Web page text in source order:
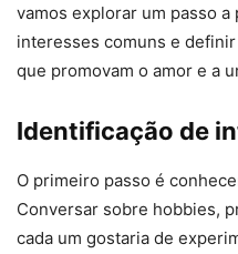
vamos explorar um passo
interesses comuns e
que promovam o amor e a
Identificação de
O primeiro passo é
Conversar sobre hobbies,
cada um gostaria de